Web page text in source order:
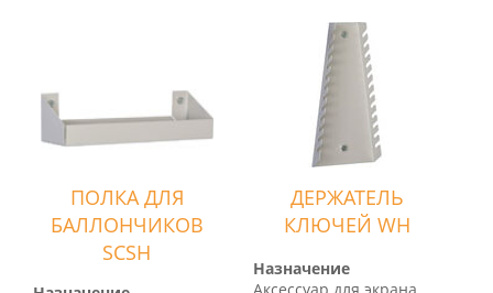
ПОЛКА ДЛЯ
БАЛЛОНЧИКОВ
SCSH
ДЕРЖАТЕЛЬ
КЛЮЧЕЙ WH
Назначение
Аксессуар для экрана